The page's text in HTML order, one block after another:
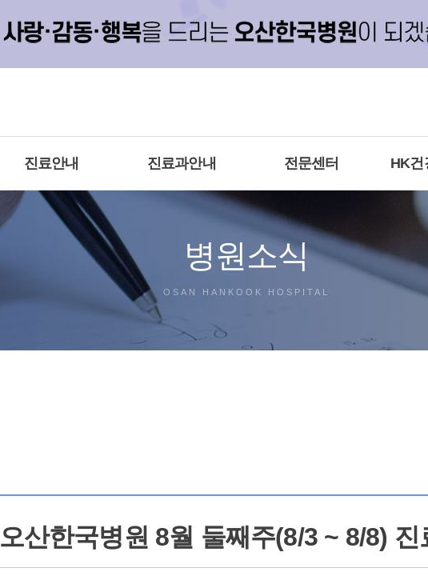
진료안내 진료과안내 전문센터 HK건
병원소식
OSAN HANKOOK HOSPITAL
오산한국병원 8월 둘째주(8/3 ~ 8/8) 진